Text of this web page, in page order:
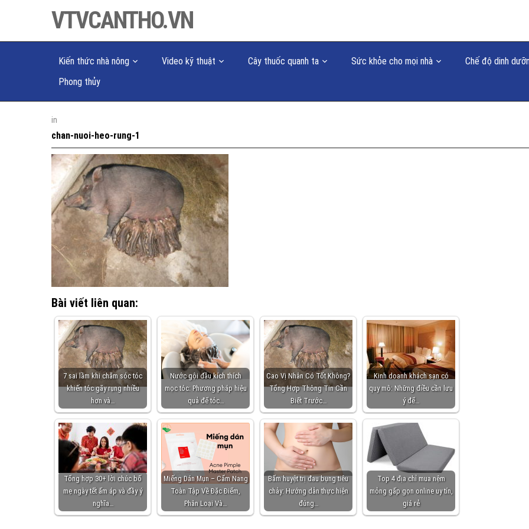
VTVCANTHO.VN
Kiến thức nhà nông Video kỹ thuật Cây thuốc quanh ta Sức khỏe cho mọi nhà
Chế độ dinh
Phong thủy
in
chan-nuoi-heo-rung-1
Bài viết liên quan:
7 sai lầm khi chăm sóc tóc
khiến tóc gãy rụng nhiều
hơn và…
Nước gội đầu kích thích
mọc tóc: Phương pháp hiệu
quả để tóc…
Cao Vị Nhân Có Tốt Không?
Tổng Hợp Thông Tin Cần
Biết Trước…
Kinh doanh khách sạn có
quy mô: Những điều cần lưu
ý để…
Tổng hợp 30+ lời chúc bố
mẹ ngày tết ấm áp và đầy ý
nghĩa…
Miếng Dán Mụn – Cẩm Nang
Toàn Tập Về Đặc Điểm,
Phân Loại Và…
Bấm huyệt trị đau bụng tiêu
chảy: Hướng dẫn thực hiện
đúng…
Top 4 địa chỉ mua nệm
mỏng gấp gọn online uy tín,
giá rẻ